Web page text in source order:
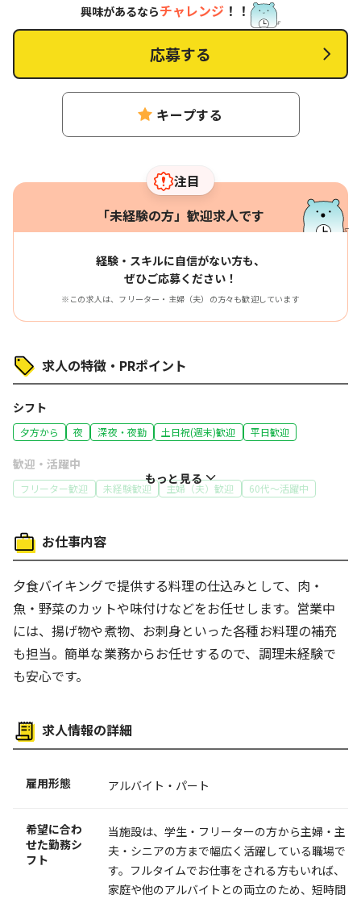
キープする
興味があるならチャレンジ ！！
応募する
注目
「未経験の方」歓迎求人です
経験・スキルに自信がない方も、
ぜひご応募ください！
※この求人は、フリーター・主婦（夫）の方々も歓迎しています
求人の特徴・PRポイント
シフト
夕方から 夜 深夜・夜勤 土日祝(週末)歓迎 平日歓迎
歓迎・活躍中
フリーター歓迎 未経験歓迎 主婦（夫）歓迎 60代～活躍中
オープニングスタッフ
働き方
ネイルOK 車通勤OK バイク通勤OK
体を動かす仕事
コツコツ行う仕事
もっと見る
お仕事内容
夕食バイキングで提供する料理の仕込みとして、肉・
魚・野菜のカットや味付けなどをお任せします。営業中
には、揚げ物や煮物、お刺身といった各種お料理の補充
も担当。簡単な業務からお任せするので、調理未経験で
も安心です。
求人情報の詳細
雇用形態 アルバイト・パート
希望に合わ
せた勤務シ
フト
当施設は、学生・フリーターの方から主婦・主
夫・シニアの方まで幅広く活躍している職場で
す。フルタイムでお仕事をされる方もいれば、
家庭や他のアルバイトとの両立のため、短時間